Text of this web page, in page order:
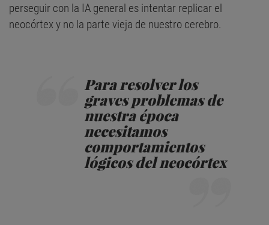
perseguir con la IA general es intentar replicar el
neocórtex y no la parte vieja de nuestro cerebro.
Para resolver los
graves problemas de
nuestra época
necesitamos
comportamientos
lógicos del neocórtex